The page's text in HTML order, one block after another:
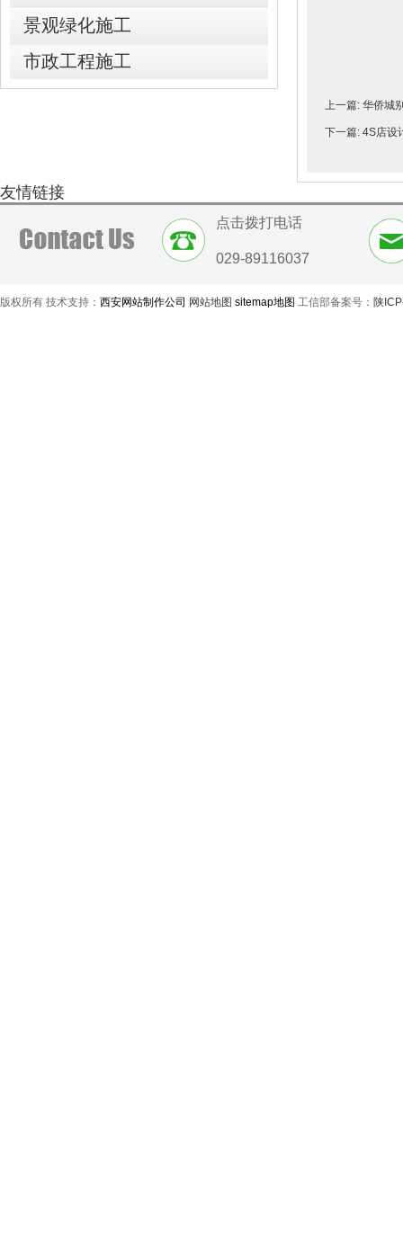
景观绿化施工
市政工程施工
上一篇: 华侨城
下一篇: 4S店设
友情链接
点击拨打电话
029-89116037
版权所有 技术支持： 西安网站制作公司 网站地图 sitemap地图 工信部备案号： 陕